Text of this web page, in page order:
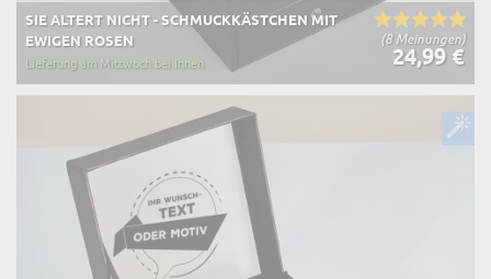
(8 Meinungen)
SIE ALTERT NICHT - SCHMUCKKÄSTCHEN MIT
EWIGEN ROSEN
24,99 €
Lieferung am Mittwoch bei Ihnen